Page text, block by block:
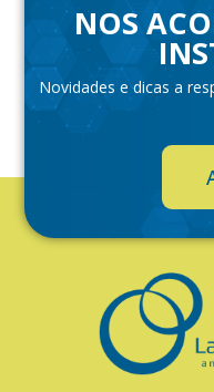
NOS
Novidades e dicas a